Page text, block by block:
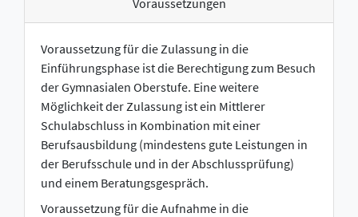
Voraussetzungen
Voraussetzung für die Zulassung in die
Einführungsphase ist die Berechtigung zum Besuch
der Gymnasialen Oberstufe. Eine weitere
Möglichkeit der Zulassung ist ein Mittlerer
Schulabschluss in Kombination mit einer
Berufsausbildung (mindestens gute Leistungen in
der Berufsschule und in der Abschlussprüfung)
und einem Beratungsgespräch.
Voraussetzung für die Aufnahme in die